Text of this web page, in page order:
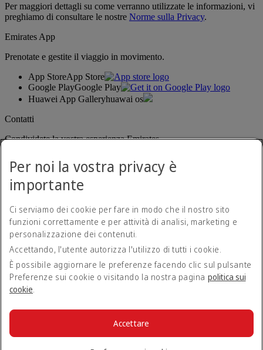
Per maggiori dettagli su come verranno utilizzate le informazioni, vi
preghiamo di consultare le nostre Norme sulla Privacy.
Emirates App
Prenotate e gestite il viaggio in movimento.
App StoreApp Store
Google PlayGoogle Play
Huawei App Galleryhuawai os
Contatti
Condividete la vostra esperienza Emirates.
Contatti
Norme sulla privacy
Termini e condizioni
Sicurezza informatica
© 2026 The Emirates Group. Tutti i diritti riservati.
Per noi la vostra privacy è
importante
Ci serviamo dei cookie per fare in modo che il nostro sito
funzioni correttamente e per attività di analisi, marketing e
personalizzazione dei contenuti.
Accettando, l'utente autorizza l'utilizzo di tutti i cookie.
È possibile aggiornare le preferenze facendo clic sul pulsante
Preferenze sui cookie o visitando la nostra pagina politica sui
cookie.
Accettare